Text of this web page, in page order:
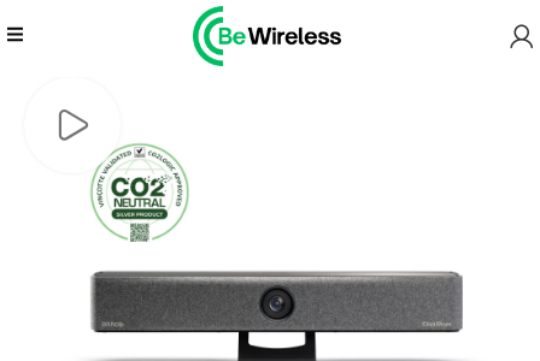
Wireless colaboration